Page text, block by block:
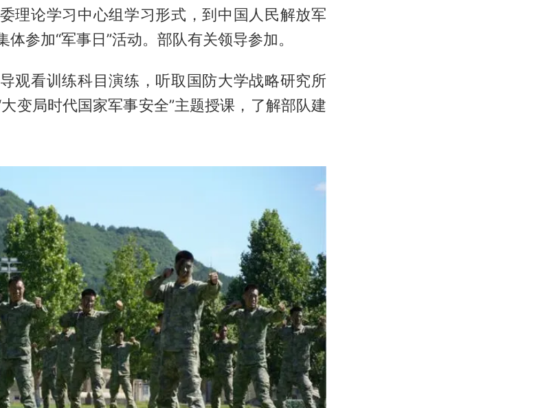
理论学习中心组学习形式，到中国人民解放军
参加“军事日”活动。部队有关领导参加。
观看训练科目演练，听取国防大学战略研究所
变局时代国家军事安全”主题授课，了解部队建